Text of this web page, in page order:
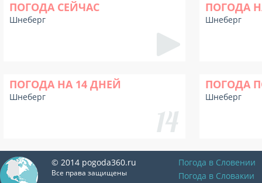
ПОГОДА СЕЙЧАС
Шнеберг
ПОГОДА
Шнеберг
ПОГОДА НА 14 ДНЕЙ
Шнеберг
ПОГОДА
Шнеберг
© 2014 pogoda360.ru
Все права защищены
Погода в Словении
Погода в Словакии